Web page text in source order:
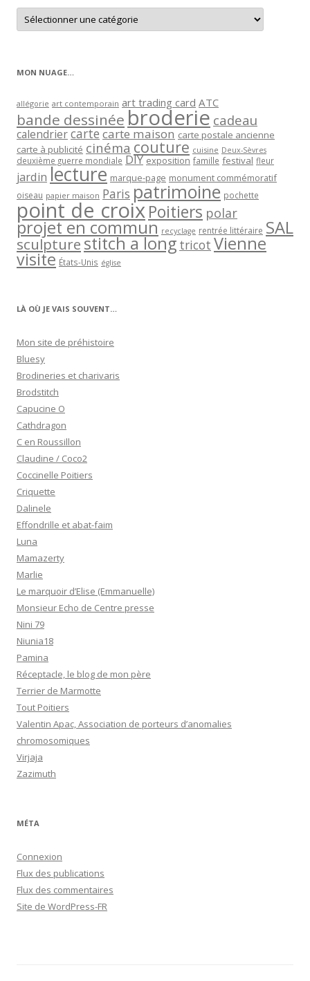
Retrouver
les
articles
MON NUAGE…
allégorie art contemporain art trading card ATC
bande dessinée broderie cadeau
calendriercartecarte maison carte postale ancienne
carte à publicité cinéma couture cuisine Deux-Sèvres
deuxième guerre mondiale DIY exposition famille festival fleur
jardin lecture marque-page monument commémoratif
oiseau papier maison Paris patrimoine pochette
point de croixPoitiers polar
projet en commun recyclage rentrée littéraire SAL
sculpturestitch a long tricot Vienne
visite États-Unis église
LÀ OÙ JE VAIS SOUVENT…
Mon site de préhistoire
Bluesy
Brodineries et charivaris
Brodstitch
Capucine O
Cathdragon
C en Roussillon
Claudine / Coco2
Coccinelle Poitiers
Criquette
Dalinele
Effondrille et abat-faim
Luna
Mamazerty
Marlie
Le marquoir d’Elise (Emmanuelle)
Monsieur Echo de Centre presse
Nini 79
Niunia18
Pamina
Réceptacle, le blog de mon père
Terrier de Marmotte
Tout Poitiers
Valentin Apac, Association de porteurs d’anomalies
chromosomiques
Virjaja
Zazimuth
MÉTA
Connexion
Flux des publications
Flux des commentaires
Site de WordPress-FR